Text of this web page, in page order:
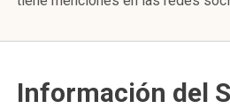
Información del